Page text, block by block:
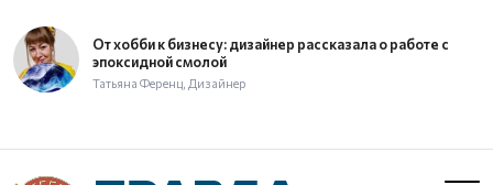
От хобби к бизнесу: дизайнер рассказала о работе с
эпоксидной смолой
Татьяна Ференц, Дизайнер